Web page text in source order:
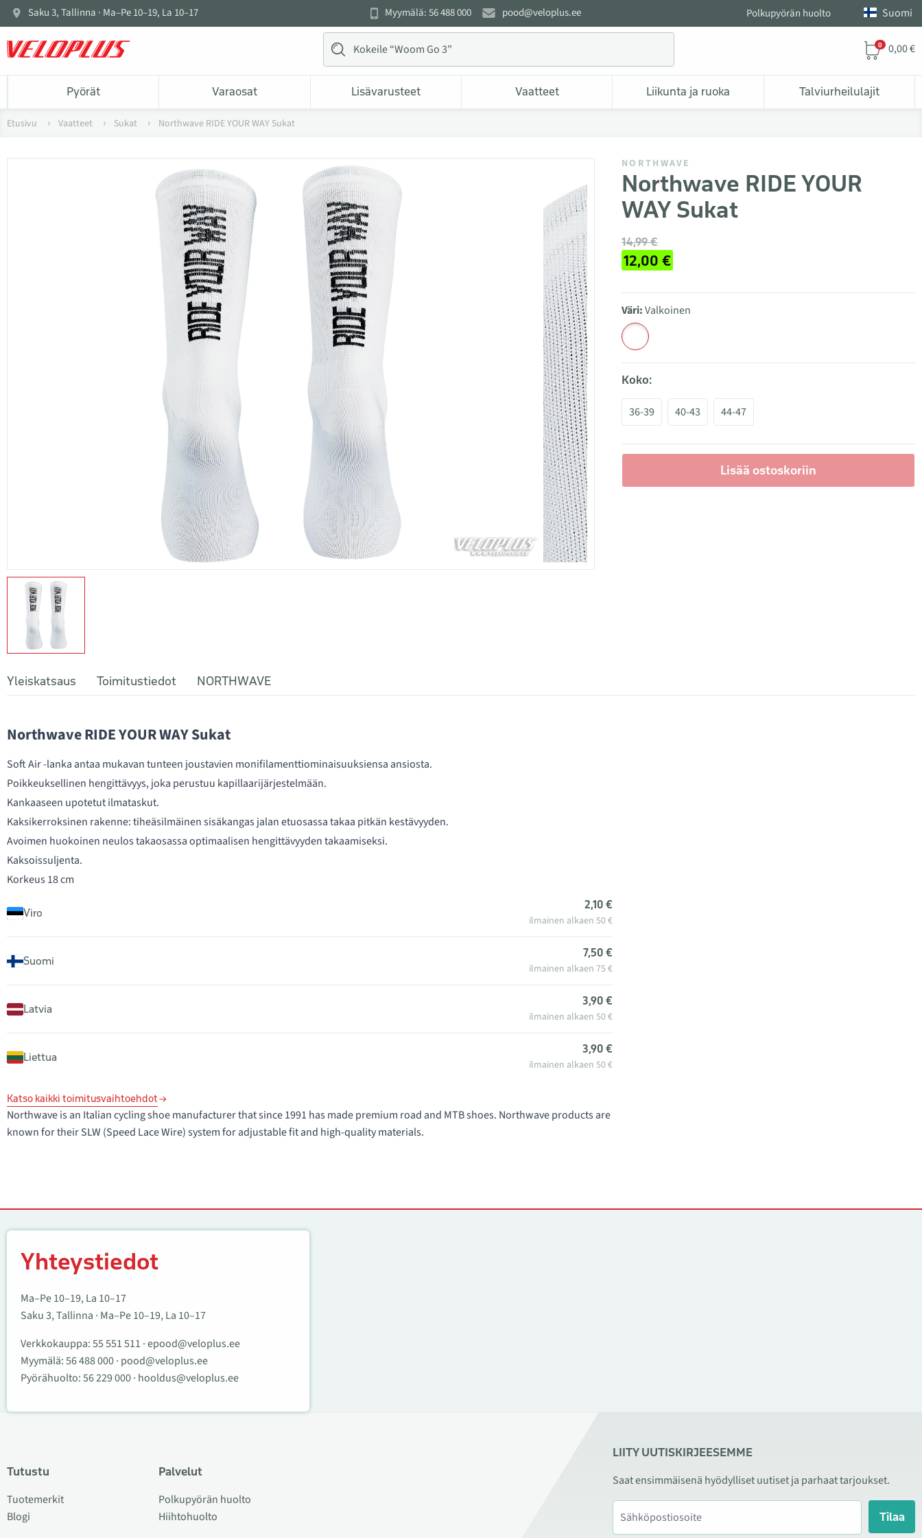
Saku 3, Tallinna · Ma–Pe 10–19, La 10–17 Myymälä: 56 488 000 pood@veloplus.ee Polkupyörän huolto Suomi
0 0,00 €
Pyörät Varaosat Lisävarusteet Vaatteet Liikunta ja ruoka Talviurheilulajit
Etusivu Vaatteet Sukat Northwave RIDE YOUR WAY Sukat
NORTHWAVE
Northwave RIDE YOUR
WAY Sukat
14,99 €
12,00 €
Väri:Valkoinen
Koko:
36-39 40-43 44-47
Lisää ostoskoriin
Yleiskatsaus Toimitustiedot NORTHWAVE
Northwave RIDE YOUR WAY Sukat
Soft Air -lanka antaa mukavan tunteen joustavien monifilamenttiominaisuuksiensa ansiosta.
Poikkeuksellinen hengittävyys, joka perustuu kapillaarijärjestelmään.
Kankaaseen upotetut ilmataskut.
Kaksikerroksinen rakenne: tiheäsilmäinen sisäkangas jalan etuosassa takaa pitkän kestävyyden.
Avoimen huokoinen neulos takaosassa optimaalisen hengittävyyden takaamiseksi.
Kaksoissuljenta.
Korkeus 18 cm
Viro
2,10 €
ilmainen alkaen 50 €
Suomi
7,50 €
ilmainen alkaen 75 €
Latvia
3,90 €
ilmainen alkaen 50 €
Liettua
3,90 €
ilmainen alkaen 50 €
Katso kaikki toimitusvaihtoehdot
Northwave is an Italian cycling shoe manufacturer that since 1991 has made premium road and MTB shoes. Northwave products are
known for their SLW (Speed Lace Wire) system for adjustable fit and high-quality materials.
Yhteystiedot
Ma–Pe 10–19, La 10–17
Saku 3, Tallinna · Ma–Pe 10–19, La 10–17
Verkkokauppa:55 551 511 ·epood@veloplus.ee
Myymälä:56 488 000· pood@veloplus.ee
Pyörähuolto:56 229 000· hooldus@veloplus.ee
Tutustu
Tuotemerkit
Blogi
Palvelut
Polkupyörän huolto
Hiihtohuolto
LIITY UUTISKIRJEESEMME
Saat ensimmäisenä hyödylliset uutiset ja parhaat tarjoukset.
Tilaa